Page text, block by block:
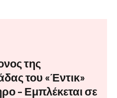
της
του «Έντικ»
– Εμπλέκεται σε